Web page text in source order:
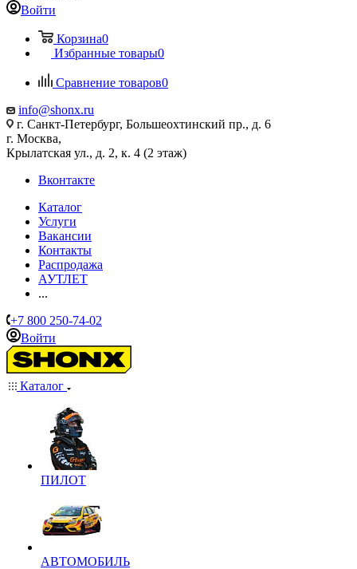
Войти
Корзина0
Избранные товары0
Сравнение товаров0
info@shonx.ru
г. Санкт-Петербург, Большеохтинский пр., д. 6
г. Москва,
Крылатская ул., д. 2, к. 4 (2 этаж)
Вконтакте
Каталог
Услуги
Вакансии
Контакты
Распродажа
АУТЛЕТ
...
+7 800 250-74-02
Войти
Каталог
ПИЛОТ
АВТОМОБИЛЬ